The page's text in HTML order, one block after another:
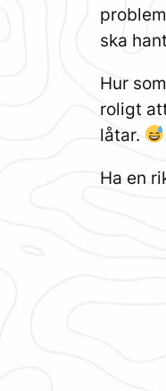
ska
Hur
roligt
låtar.
Ha en